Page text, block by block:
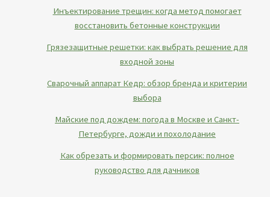
Инъектирование трещин: когда метод помогает
восстановить бетонные конструкции
Грязезащитные решетки: как выбрать решение для
входной зоны
Сварочный аппарат Кедр: обзор бренда и критерии
выбора
Майские под дождем: погода в Москве и Санкт-
Петербурге, дожди и похолодание
Как обрезать и формировать персик: полное
руководство для дачников